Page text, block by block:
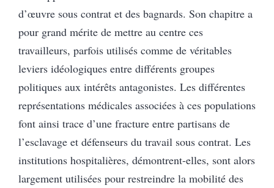
d’œuvre sous contrat et des bagnards. Son chapitre a
pour grand mérite de mettre au centre ces
travailleurs, parfois utilisés comme de véritables
leviers idéologiques entre différents groupes
politiques aux intérêts antagonistes. Les différentes
représentations médicales associées à ces populations
font ainsi trace d’une fracture entre partisans de
l’esclavage et défenseurs du travail sous contrat. Les
institutions hospitalières, démontrent-elles, sont alors
largement utilisées pour restreindre la mobilité des